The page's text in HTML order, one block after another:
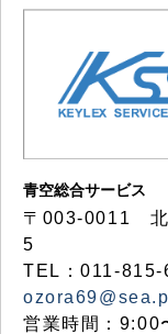
青空総合サービス
〒003-0011 北
5
TEL：011-
営業時間：